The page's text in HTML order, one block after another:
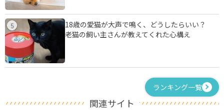
5
18歳の愛猫が大声で鳴く、どうしたらいい？
老猫の飼い主さんが教えてくれた心構え
ランキング一覧
関連サイト